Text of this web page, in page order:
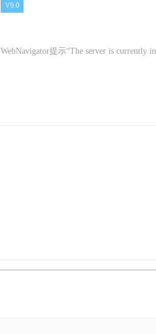
V9.0
WebNavigator提示“The server is currently